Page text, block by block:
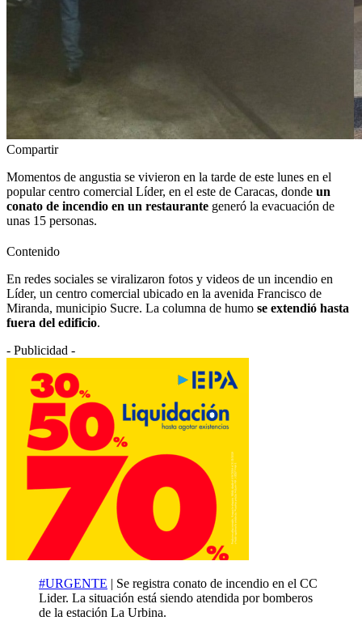
Compartir
Momentos de angustia se vivieron en la tarde de este lunes en el
popular centro comercial Líder, en el este de Caracas, donde un
conato de incendio en un restaurante generó la evacuación de
unas 15 personas.
Contenido
En redes sociales se viralizaron fotos y videos de un incendio en
Líder, un centro comercial ubicado en la avenida Francisco de
Miranda, municipio Sucre. La columna de humo se extendió hasta
fuera del edificio.
- Publicidad -
#URGENTE | Se registra conato de incendio en el CC
Lider. La situación está siendo atendida por bomberos
de la estación La Urbina.